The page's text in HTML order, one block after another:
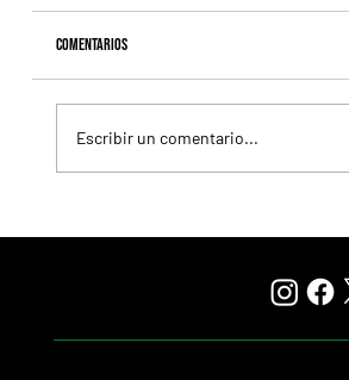
Comentarios
Escribir un comentario...